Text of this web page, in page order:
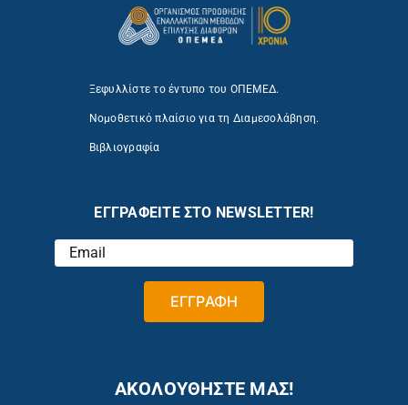
Ξεφυλλίστε το έντυπο του ΟΠΕΜΕΔ.
Νομοθετικό πλαίσιο για τη Διαμεσολάβηση.
Βιβλιογραφία
ΕΓΓΡΑΦΕΙΤΕ ΣΤΟ NEWSLETTER!
ΑΚΟΛΟΥΘΗΣΤΕ ΜΑΣ!